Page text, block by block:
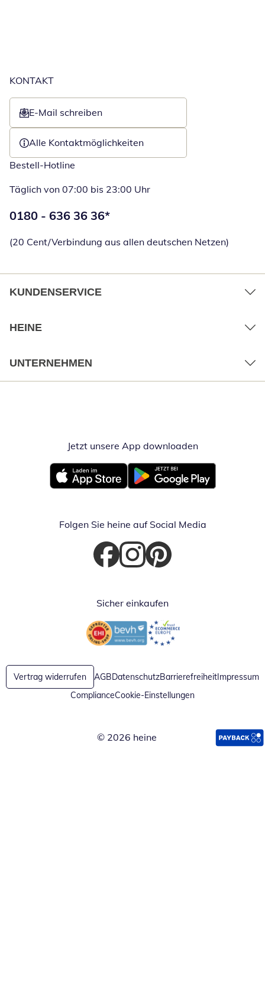
KONTAKT
E-Mail schreiben
Öffnet E-Mail-Client
Alle Kontaktmöglichkeiten
Bestell-Hotline
Täglich von 07:00 bis 23:00 Uhr
Telefonnummer:
0180 - 636 36 36*
(20 Cent/Verbindung aus allen deutschen Netzen)
KUNDENSERVICE
HEINE
UNTERNEHMEN
Jetzt unsere App downloadenÖffnet in
Öffnet in neuem FensterÖffnet in neuem Fenster
Folgen Sie heine auf Social Media
Öffnet in neuem Fenster
Öffnet in neuem Fenster
Öffnet in neuem Fenster
Sicher einkaufen
Öffnet in neuem FensterÖffnet in neuem Fenster
Vertrag widerrufen AGBDatenschutzBarrierefreiheitImpressum
ComplianceCookie-Einstellungen
© 2026 heine